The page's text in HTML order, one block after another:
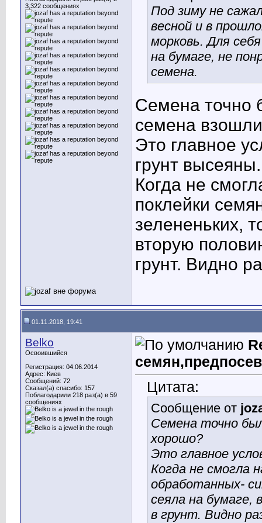
3,322 сообщениях
Под зиму не
весной и в
морковь. Для
на бумаге, не
семена.
Семена точно
семена
Это главное
грунт высеяны.
Когда не
поклейки
зелененьких,
вторую
грунт. Видно
01.11.2018, 19:41
Belko
Освоившийся
Регистрация: 04.06.2014
Адрес: Киев
Сообщений: 72
Сказал(а) спасибо: 157
Поблагодарили 218 раз(а) в 59
сообщениях
Цитата:
Сообщение от
Семена точно
хорошо?
Это главное
Когда не смогла
обработанных-
сеяла на бумаге,
в грунт. Видно